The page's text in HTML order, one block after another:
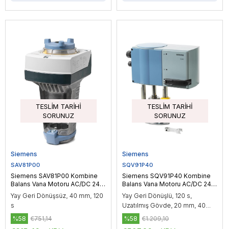
TESLIM TARIHI
SORUNUZ
Siemens
SAV81P00
Siemens SAV81P00 Kombine
Balans Vana Motoru AC/DC 24
V, On-Off / Yüzer Kontrol, 1100
N
Yay Geri Dönüşsüz, 40 mm, 120
s
%58 €751,14
TESLIM TARIHI
SORUNUZ
Siemens
SQV91P40
Siemens SQV91P40 Kombine
Balans Vana Motoru AC/DC 24
V, 3P / DC 0…10 V / DC 4…20
mA, 1100 N
Yay Geri Dönüşlü, 120 s,
Uzatılmış Gövde, 20 mm, 40
mm, 43 mm
%58 €1.209,10